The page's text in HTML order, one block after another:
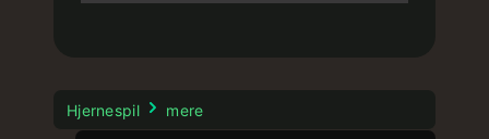
Hjernespil mere